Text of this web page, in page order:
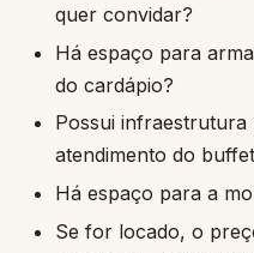
quer convidar?
Há espaço para
do cardápio?
Possui
atendimento do
Há espaço para a
Se for locado, o